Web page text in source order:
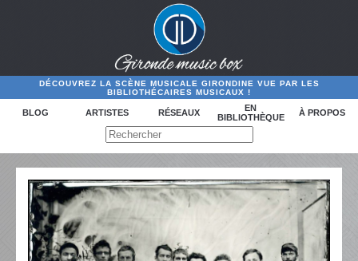
DÉCOUVREZ LA SCÈNE MUSICALE GIRONDINE VUE PAR LES
BIBLIOTHÉCAIRES MUSICAUX !
BLOG ARTISTES RÉSEAUX
EN
BIBLIOTHÈQUE
À PROPOS